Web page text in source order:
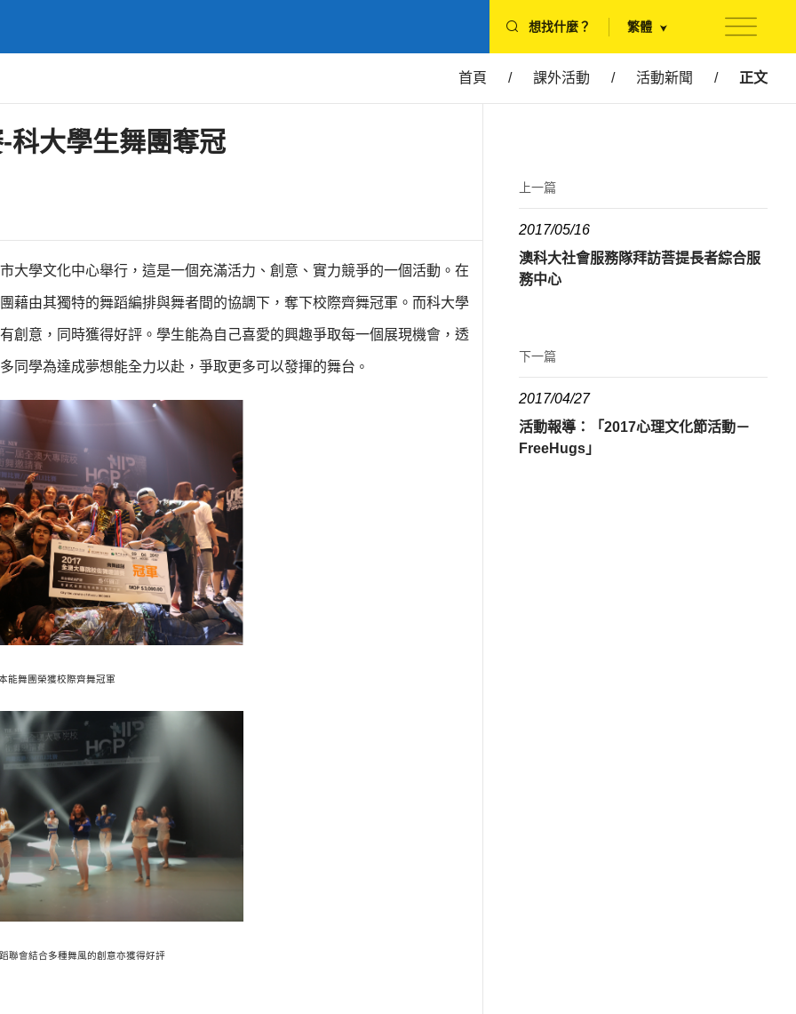
想找什麼？ 繁體
首頁 / 課外活動 / 活動新聞 / 正文
科大學生舞團奪冠
大學文化中心舉行，這是一個充滿活力 、 創意 、 實力競爭的一個活動。在
藉由其獨特的舞蹈編排與舞者間的協調下， 奪下校際齊舞冠軍 。 而科大學
創意，同時獲得好評。學生能為自己喜愛的興趣爭取每一個展現機會，透
同學為達成夢想能全力以赴，爭取更多可以發揮的舞台 。
能舞團榮獲校際齊舞冠軍
聯會結合多種舞風的創意亦獲得好評
上一篇
2017/05/16
澳科大社會服務隊拜訪菩提長者綜合服
務中心
下一篇
2017/04/27
活動報導：「2017心理文化節活動－
FreeHugs」